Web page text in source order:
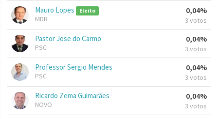
Mauro Lopes Eleito
MDB
0,04%
3 votos
Pastor Jose do Carmo
PSC
0,04%
3 votos
Professor Sergio Mendes
PSC
0,04%
3 votos
Ricardo Zema Guimarães
NOVO
0,04%
3 votos